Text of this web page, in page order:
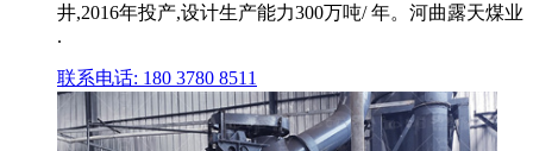
井,2016年投产,设计生产能力300万吨/ 年。河曲露天煤业
.
联系电话: 180 3780 8511